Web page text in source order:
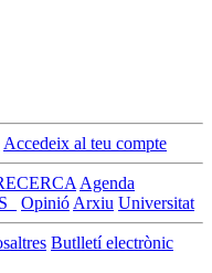
Accedeix al teu compte
Agenda
Opinió Arxiu Universitat
Butlletí electrònic